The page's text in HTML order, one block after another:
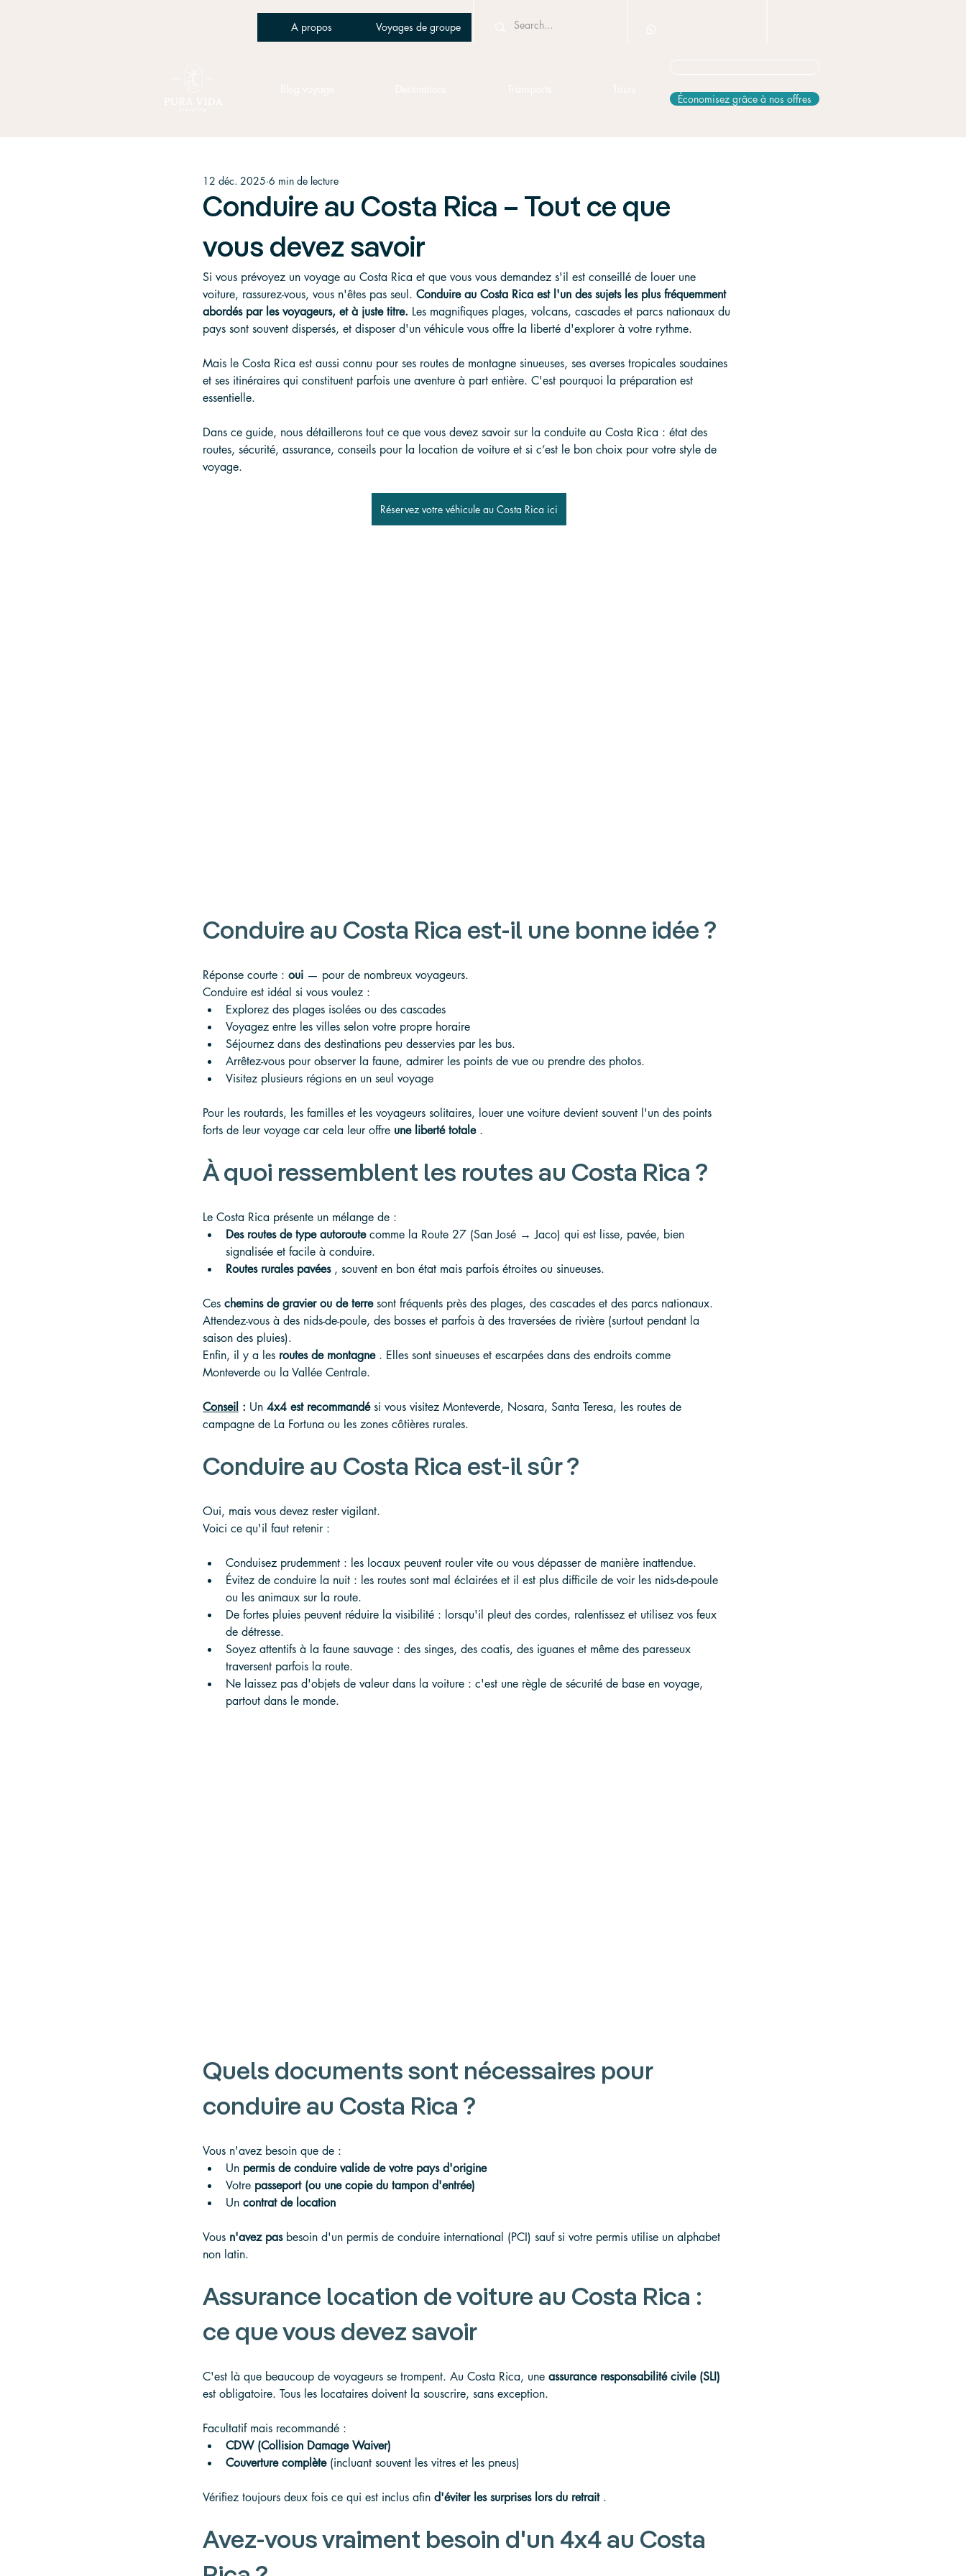
A propos Voyages de groupe
Économisez grâce à nos offres
Conduire au Costa Rica – Tout ce que
vous devez savoir
12 déc. 2025 6 min de lecture
Si vous prévoyez un voyage au Costa Rica et que vous vous demandez s'il est conseillé de louer une
voiture, rassurez-vous, vous n'êtes pas seul. Conduire au Costa Rica est l'un des sujets les plus fréquemment
abordés par les voyageurs, et à juste titre. Les magnifiques plages, volcans, cascades et parcs nationaux du
pays sont souvent dispersés, et disposer d'un véhicule vous offre la liberté d'explorer à votre rythme.
Mais le Costa Rica est aussi connu pour ses routes de montagne sinueuses, ses averses tropicales soudaines
et ses itinéraires qui constituent parfois une aventure à part entière. C'est pourquoi la préparation est
essentielle.
Dans ce guide, nous détaillerons tout ce que vous devez savoir sur la conduite au Costa Rica : état des
routes, sécurité, assurance, conseils pour la location de voiture et si c’est le bon choix pour votre style de
voyage.
Réservez votre véhicule au Costa Rica ici
Conduire au Costa Rica est-il une bonne idée ?
Réponse courte : oui — pour de nombreux voyageurs.
Conduire est idéal si vous voulez :
Explorez des plages isolées ou des cascades
Voyagez entre les villes selon votre propre horaire
Séjournez dans des destinations peu desservies par les bus.
Arrêtez-vous pour observer la faune, admirer les points de vue ou prendre des photos.
Visitez plusieurs régions en un seul voyage
Pour les routards, les familles et les voyageurs solitaires, louer une voiture devient souvent l'un des points
forts de leur voyage car cela leur offre une liberté totale .
À quoi ressemblent les routes au Costa Rica ?
Le Costa Rica présente un mélange de :
Des routes de type autoroute comme la Route 27 (San José → Jaco) qui est lisse, pavée, bien
signalisée et facile à conduire.
Routes rurales pavées , souvent en bon état mais parfois étroites ou sinueuses.
Ces chemins de gravier ou de terre sont fréquents près des plages, des cascades et des parcs nationaux.
Attendez-vous à des nids-de-poule, des bosses et parfois à des traversées de rivière (surtout pendant la
saison des pluies).
Enfin, il y a les routes de montagne . Elles sont sinueuses et escarpées dans des endroits comme
Monteverde ou la Vallée Centrale.
Conseil : Un 4x4 est recommandé si vous visitez Monteverde, Nosara, Santa Teresa, les routes de
campagne de La Fortuna ou les zones côtières rurales.
Conduire au Costa Rica est-il sûr ?
Oui, mais vous devez rester vigilant.
Voici ce qu'il faut retenir :
Conduisez prudemment : les locaux peuvent rouler vite ou vous dépasser de manière inattendue.
Évitez de conduire la nuit : les routes sont mal éclairées et il est plus difficile de voir les nids-de-poule
ou les animaux sur la route.
De fortes pluies peuvent réduire la visibilité : lorsqu'il pleut des cordes, ralentissez et utilisez vos feux
de détresse.
Soyez attentifs à la faune sauvage : des singes, des coatis, des iguanes et même des paresseux
traversent parfois la route.
Ne laissez pas d'objets de valeur dans la voiture : c'est une règle de sécurité de base en voyage,
partout dans le monde.
Quels documents sont nécessaires pour
conduire au Costa Rica ?
Vous n'avez besoin que de :
Un permis de conduire valide de votre pays d'origine
Votre passeport (ou une copie du tampon d'entrée)
Un contrat de location
Vous n'avez pas besoin d'un permis de conduire international (PCI) sauf si votre permis utilise un alphabet
non latin.
Assurance location de voiture au Costa Rica :
ce que vous devez savoir
C'est là que beaucoup de voyageurs se trompent. Au Costa Rica, une assurance responsabilité civile (SLI)
est obligatoire. Tous les locataires doivent la souscrire, sans exception.
Facultatif mais recommandé :
CDW (Collision Damage Waiver)
Couverture complète (incluant souvent les vitres et les pneus)
Vérifiez toujours deux fois ce qui est inclus afin d'éviter les surprises lors du retrait .
Avez-vous vraiment besoin d'un 4x4 au Costa